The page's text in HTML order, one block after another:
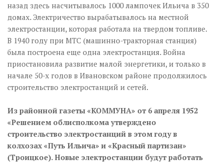
назад здесь насчитывалось 1000 лампочек Ильича в 350
домах. Электричество вырабатывалось на местной
электростанции, которая работала на твердом топливе.
В 1940 году при МТС (машинно-тракторная станция)
была построена еще одна электростанция. Война
приостановила развитие малой энергетики, и только в
начале 50-х годов в Ивановском районе продолжилось
строительство электростанций и сетей.
Из районной газеты «КОММУНА» от 6 апреля 1952
«Решением облисполкома утверждено
строительство электростанций в этом году в
колхозах «Путь Ильича» и «Красный партизан»
(Троицкое). Новые электростанции будут работать